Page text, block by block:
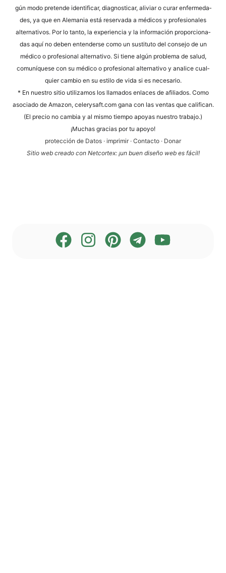
gún modo pre­ten­de iden­ti­fi­car, dia­gno­sti­car, ali­vi­ar o curar enfer­me­da­
des, ya que en Ale­ma­nia está reser­va­da a méd­icos y pro­fe­sio­na­les
alter­na­tivos. Por lo tan­to, la expe­ri­en­cia y la infor­mación pro­por­cio­na­
das aquí no deben enten­der­se como un susti­tu­to del con­se­jo de un
méd­ico o pro­fe­sio­nal alter­na­tivo. Si tiene algún pro­ble­ma de salud,
comuní­que­se con su méd­ico o pro­fe­sio­nal alter­na­tivo y ana­li­ce cual­
quier cam­bio en su esti­lo de vida si es necesario.
* En nues­tro sitio uti­liz­a­mos los llama­dos enlaces de afi­lia­dos. Como
aso­cia­do de Ama­zon, cele​ry​saft​.com gana con las ven­tas que cali­fi­can.
(El pre­cio no cam­bia y al mis­mo tiem­po apoyas nues­tro trabajo.)
¡Much­as gra­ci­as por tu apoyo!
pro­tección de Datos · impri­mir· Cont­ac­to · Donar
Sitio web cre­a­do con Net­cortex: ¡un buen dise­ño web es fácil!